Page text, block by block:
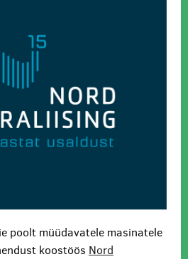
poolt müüdavatele masinatele
koostöös Nord